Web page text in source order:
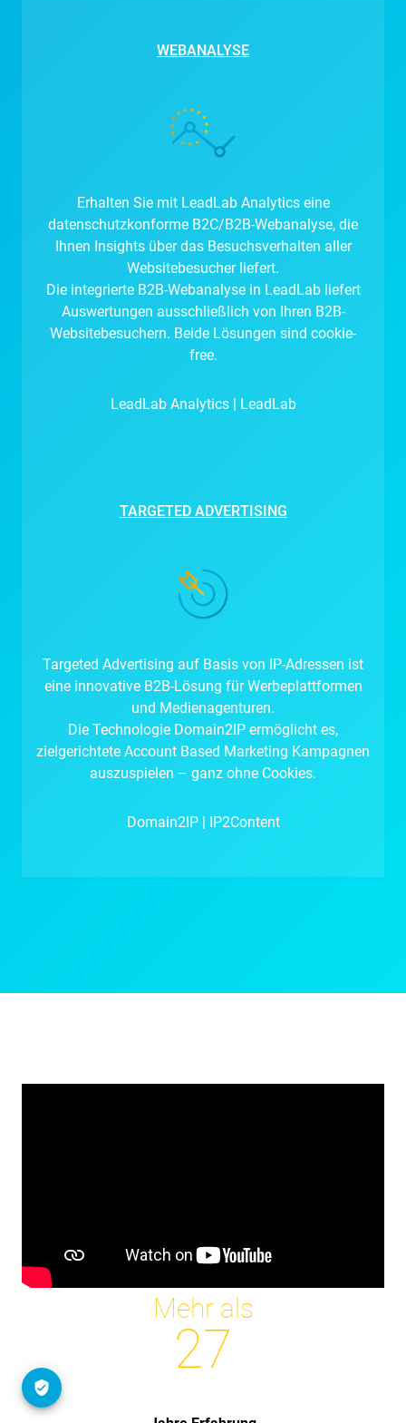
WEBANALYSE
Erhalten Sie mit LeadLab Analytics eine
datenschutzkonforme B2C/B2B-Webanalyse, die
Ihnen Insights über das Besuchsverhalten aller
Websitebesucher liefert.
Die integrierte B2B-Webanalyse in LeadLab liefert
Auswertungen ausschließlich von Ihren B2B-
Websitebesuchern. Beide Lösungen sind cookie-
free.
LeadLab Analytics | LeadLab
TARGETED ADVERTISING
Targeted Advertising auf Basis von IP-Adressen ist
eine innovative B2B-Lösung für Werbeplattformen
und Medienagenturen.
Die Technologie Domain2IP ermöglicht es,
zielgerichtete Account Based Marketing Kampagnen
auszuspielen – ganz ohne Cookies.
Domain2IP | IP2Content
Mehr als
27